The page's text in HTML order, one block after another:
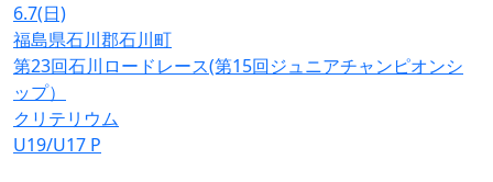
6.7(日)
福島県石川郡石川町
第23回石川ロードレース(第15回ジュニアチャンピオンシ
ップ）
クリテリウム
U19/U17 P